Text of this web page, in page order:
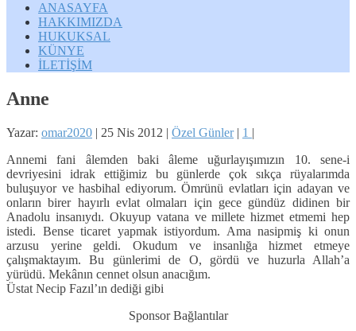
ANASAYFA
HAKKIMIZDA
HUKUKSAL
KÜNYE
İLETİŞİM
Anne
Yazar: omar2020 | 25 Nis 2012 | Özel Günler| 1 |
Annemi fani âlemden baki âleme uğurlayışımızın 10. sene-i
devriyesini idrak ettiğimiz bu günlerde çok sıkça rüyalarımda
buluşuyor ve hasbihal ediyorum. Ömrünü evlatları için adayan ve
onların birer hayırlı evlat olmaları için gece gündüz didinen bir
Anadolu insanıydı. Okuyup vatana ve millete hizmet etmemi hep
istedi. Bense ticaret yapmak istiyordum. Ama nasipmiş ki onun
arzusu yerine geldi. Okudum ve insanlığa hizmet etmeye
çalışmaktayım. Bu günlerimi de O, gördü ve huzurla Allah’a
yürüdü. Mekânın cennet olsun anacığım.
Üstat Necip Fazıl’ın dediği gibi
Sponsor Bağlantılar